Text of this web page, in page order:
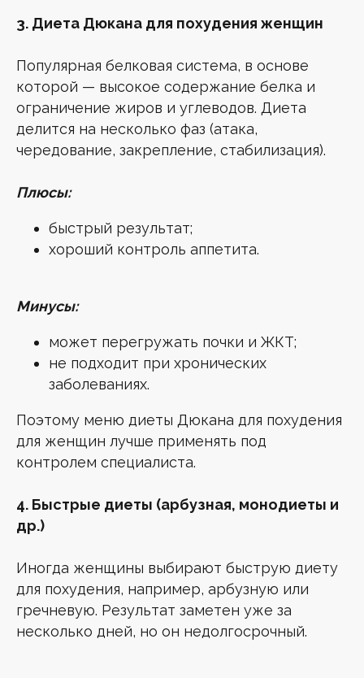
3. Диета Дюкана для похудения женщин
Популярная белковая система, в основе
которой — высокое содержание белка и
ограничение жиров и углеводов. Диета
делится на несколько фаз (атака,
чередование, закрепление, стабилизация).
Плюсы:
быстрый результат;
хороший контроль аппетита.
Минусы:
может перегружать почки и ЖКТ;
не подходит при хронических
заболеваниях.
Поэтому меню диеты Дюкана для похудения
для женщин лучше применять под
контролем специалиста.
4. Быстрые диеты (арбузная, монодиеты и
др.)
Иногда женщины выбирают быструю диету
для похудения, например, арбузную или
гречневую. Результат заметен уже за
несколько дней, но он недолгосрочный.